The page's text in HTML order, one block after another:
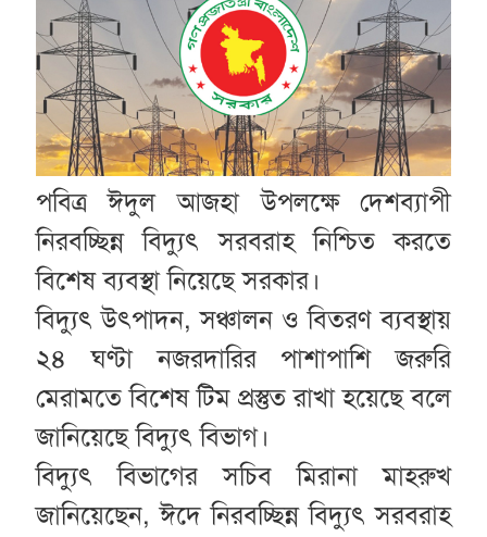
পবিত্র ঈদুল আজহা উপলক্ষে দেশব্যাপী
নিরবচ্ছিন্ন বিদ্যুৎ সরবরাহ নিশ্চিত করতে
বিশেষ ব্যবস্থা নিয়েছে সরকার।
বিদ্যুৎ উৎপাদন, সঞ্চালন ও বিতরণ ব্যবস্থায়
২৪ ঘণ্টা নজরদারির পাশাপাশি জরুরি
মেরামতে বিশেষ টিম প্রস্তুত রাখা হয়েছে বলে
জানিয়েছে বিদ্যুৎ বিভাগ।
বিদ্যুৎ বিভাগের সচিব মিরানা মাহরুখ
জানিয়েছেন, ঈদে নিরবচ্ছিন্ন বিদ্যুৎ সরবরাহ